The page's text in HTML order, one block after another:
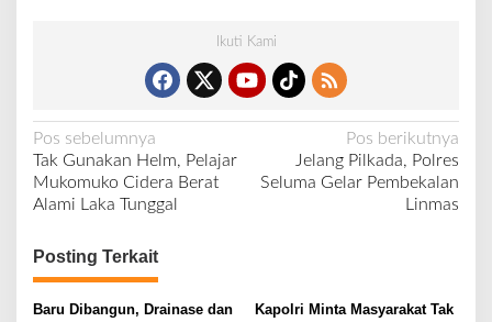
Ikuti Kami
N
a
v
g
a
Pos sebelumnya
Tak Gunakan Helm, Pelajar
Mukomuko Cidera Berat
Alami Laka Tunggal
Pos berikutnya
Jelang Pilkada, Polres
Seluma Gelar Pembekalan
Linmas
Posting Terkait
Baru Dibangun, Drainase dan Kapolri Minta Masyarakat Tak